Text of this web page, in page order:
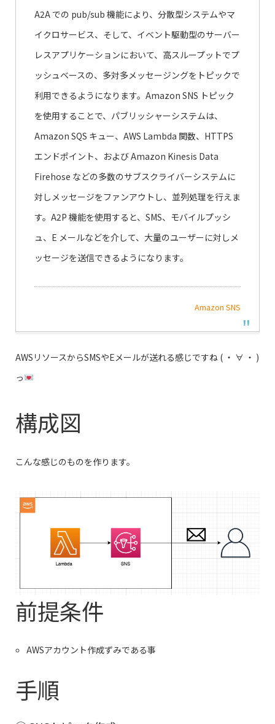
A2A での pub/sub 機能により、分散型システムやマ
イクロサービス、そして、イベント駆動型のサーバー
レスアプリケーションにおいて、高スループットでプ
ッシュベースの、多対多メッセージングをトピックで
利用できるようになります。Amazon SNS トピック
を使用することで、パブリッシャーシステムは、
Amazon SQS キュー、AWS Lambda 関数、HTTPS
エンドポイント、および Amazon Kinesis Data
Firehose などの多数のサブスクライバーシステムに
対しメッセージをファンアウトし、並列処理を行えま
す。A2P 機能を使用すると、SMS、モバイルプッシ
ュ、E メールなどを介して、大量のユーザーに対しメ
ッセージを送信できるようになります。
Amazon SNS
AWSリソースからSMSやEメールが送れる感じですね ( ・ ∀ ・ )
っ
構成図
こんな感じのものを作ります。
前提条件
AWSアカウント作成ずみである事
手順